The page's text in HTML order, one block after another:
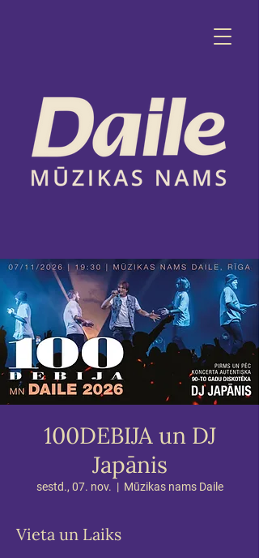
100DEBIJA un DJ
Japānis
sestd., 07. nov.
  |
Mūzikas nams Daile
Vieta un Laiks